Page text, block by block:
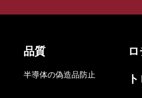
品質
半導体の偽造品防止